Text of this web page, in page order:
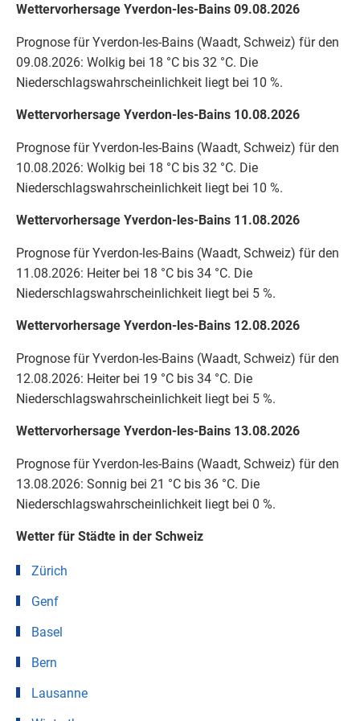
Wettervorhersage Yverdon-les-Bains 09.08.2026
Prognose für Yverdon-les-Bains (Waadt, Schweiz) für den
09.08.2026: Wolkig bei 18 °C bis 32 °C. Die
Niederschlagswahrscheinlichkeit liegt bei 10 %.
Wettervorhersage Yverdon-les-Bains 10.08.2026
Prognose für Yverdon-les-Bains (Waadt, Schweiz) für den
10.08.2026: Wolkig bei 18 °C bis 32 °C. Die
Niederschlagswahrscheinlichkeit liegt bei 10 %.
Wettervorhersage Yverdon-les-Bains 11.08.2026
Prognose für Yverdon-les-Bains (Waadt, Schweiz) für den
11.08.2026: Heiter bei 18 °C bis 34 °C. Die
Niederschlagswahrscheinlichkeit liegt bei 5 %.
Wettervorhersage Yverdon-les-Bains 12.08.2026
Prognose für Yverdon-les-Bains (Waadt, Schweiz) für den
12.08.2026: Heiter bei 19 °C bis 34 °C. Die
Niederschlagswahrscheinlichkeit liegt bei 5 %.
Wettervorhersage Yverdon-les-Bains 13.08.2026
Prognose für Yverdon-les-Bains (Waadt, Schweiz) für den
13.08.2026: Sonnig bei 21 °C bis 36 °C. Die
Niederschlagswahrscheinlichkeit liegt bei 0 %.
Wetter für Städte in der Schweiz
Zürich
Genf
Basel
Bern
Lausanne